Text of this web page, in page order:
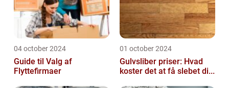
04 october 2024
Guide til Valg af
Flyttefirmaer
01 october 2024
Gulvsliber priser: Hvad
koster det at få slebet di...